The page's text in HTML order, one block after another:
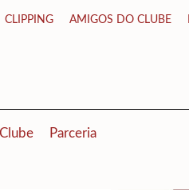
CLIPPING AMIGOS DO CLUBE
Parceria